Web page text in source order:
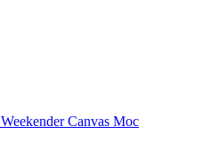
Weekender Canvas Moc